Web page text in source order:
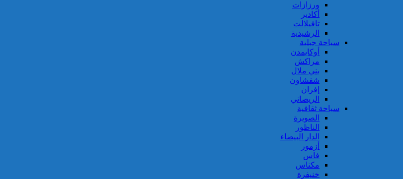
ورزازات
أكادير
تافيلالت
الرشيدية
سياحة جبلية
أوكايمدن
مراكش
بني ملال
شفشاون
إفران
الريصاني
سياحة ثقافية
الصويرة
الناظور
الدار البيضاء
أزمور
فاس
مكناس
خنيفرة